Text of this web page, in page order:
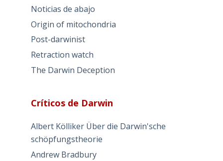
Noticias de abajo
Origin of mitochondria
Post-darwinist
Retraction watch
The Darwin Deception
Críticos de Darwin
Albert Kölliker Über die Darwin'sche
schöpfungstheorie
Andrew Bradbury